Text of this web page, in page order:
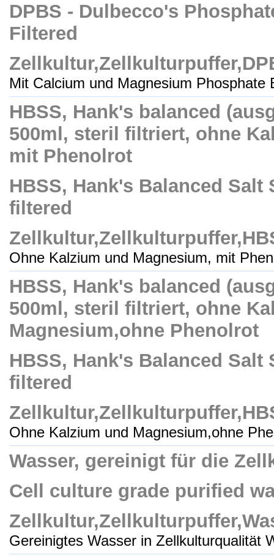
DPBS - Dulbecco's
Filtered
Mit Calcium und Magnesium Phosphate
HBSS, Hank's balanced
500ml, steril filtriert, ohne
mit Phenolrot
HBSS, Hank's Balanced
filtered
Ohne Kalzium und Magnesium, mit
HBSS, Hank's balanced
500ml, steril filtriert, ohne
Magnesium,ohne Phenolrot
HBSS, Hank's Balanced
filtered
Ohne Kalzium und Magnesium,ohne
Wasser, gereinigt für die
Cell culture grade purified
Gereinigtes Wasser in Zellkulturqualität